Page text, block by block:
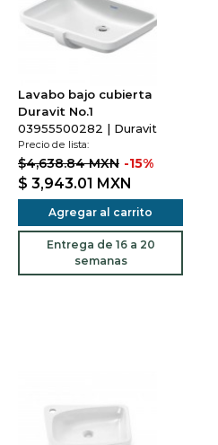
Lavabo bajo cubierta
Duravit No.1
03955500282 | Duravit
Precio de lista:
$4,638.84 MXN -15%
$ 3,943.01 MXN
Agregar al carrito
Entrega de 16 a 20
semanas